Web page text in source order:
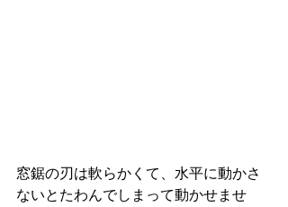
窓鋸の刃は軟らかくて、水平に動かさ
ないとたわんでしまって動かせませ